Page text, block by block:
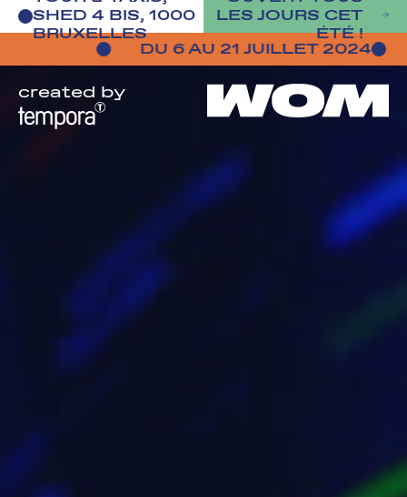
SHED 4 BIS, 1000
BRUXELLES
LES JOURS CET
ÉTÉ !
DU 6 AU 21 JUILLET 2024 DES
created by